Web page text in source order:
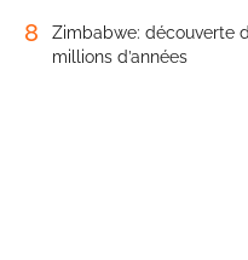
8
Zimbabwe: découverte
millions d’années